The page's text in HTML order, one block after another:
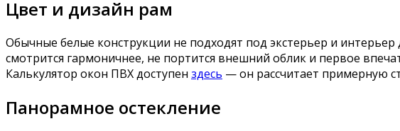
Цвет и дизайн рам
Обычные белые конструкции не подходят под экстерьер и
смотрится гармоничнее, не портится внешний облик и первое
Калькулятор окон ПВХ доступен здесь — он рассчитает примерную
Панорамное остекление